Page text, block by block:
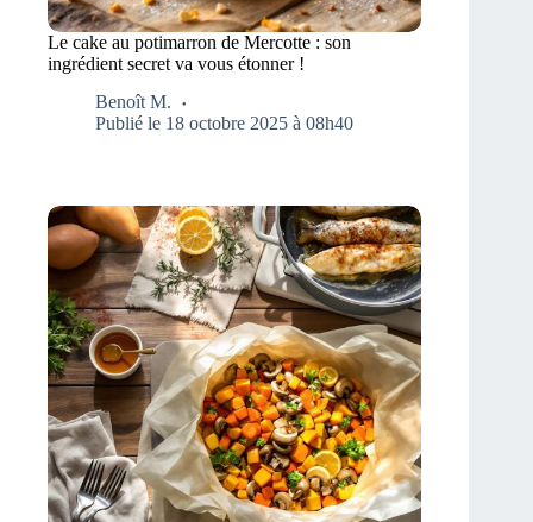
Le cake au potimarron de Mercotte : son
ingrédient secret va vous étonner !
Benoît M.
Publié le 18 octobre 2025 à 08h40